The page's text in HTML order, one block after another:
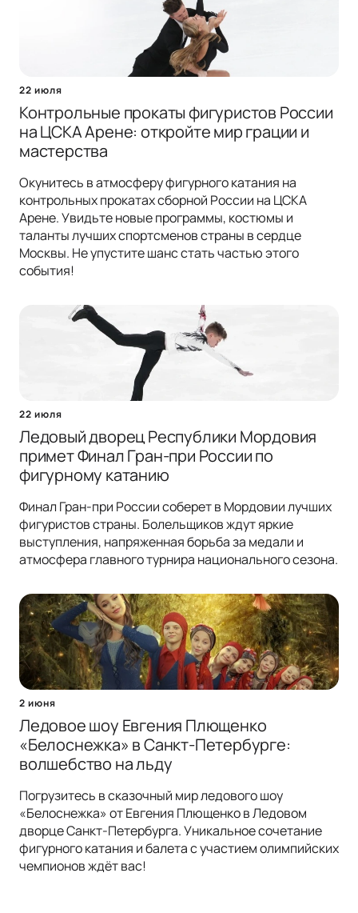
22 июля
Контрольные прокаты фигуристов России
на ЦСКА Арене: откройте мир грации и
мастерства
Окунитесь в атмосферу фигурного катания на
контрольных прокатах сборной России на ЦСКА
Арене. Увидьте новые программы, костюмы и
таланты лучших спортсменов страны в сердце
Москвы. Не упустите шанс стать частью этого
события!
22 июля
Ледовый дворец Республики Мордовия
примет Финал Гран-при России по
фигурному катанию
Финал Гран-при России соберет в Мордовии лучших
фигуристов страны. Болельщиков ждут яркие
выступления, напряженная борьба за медали и
атмосфера главного турнира национального сезона.
2 июня
Ледовое шоу Евгения Плющенко
«Белоснежка» в Санкт-Петербурге:
волшебство на льду
Погрузитесь в сказочный мир ледового шоу
«Белоснежка» от Евгения Плющенко в Ледовом
дворце Санкт-Петербурга. Уникальное сочетание
фигурного катания и балета с участием олимпийских
чемпионов ждёт вас!